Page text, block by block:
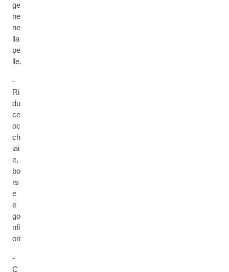
ge
ne
ne
lla
pe
lle.
-
Ri
du
ce
oc
ch
iai
e,
bo
rs
e
e
go
nfi
ori
-
C